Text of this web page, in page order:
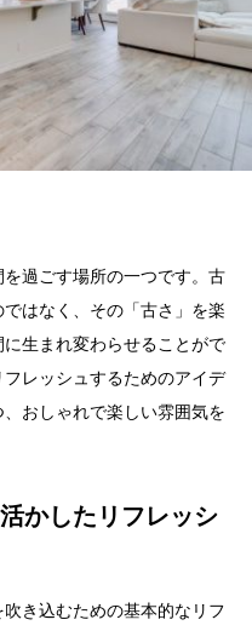
過ごす場所の一つです。古
はなく、その「古さ」を楽
生まれ変わらせることがで
レッシュするためのアイデ
おしゃれで楽しい雰囲気を
かしたリフレッシ
き込むための基本的なリフ